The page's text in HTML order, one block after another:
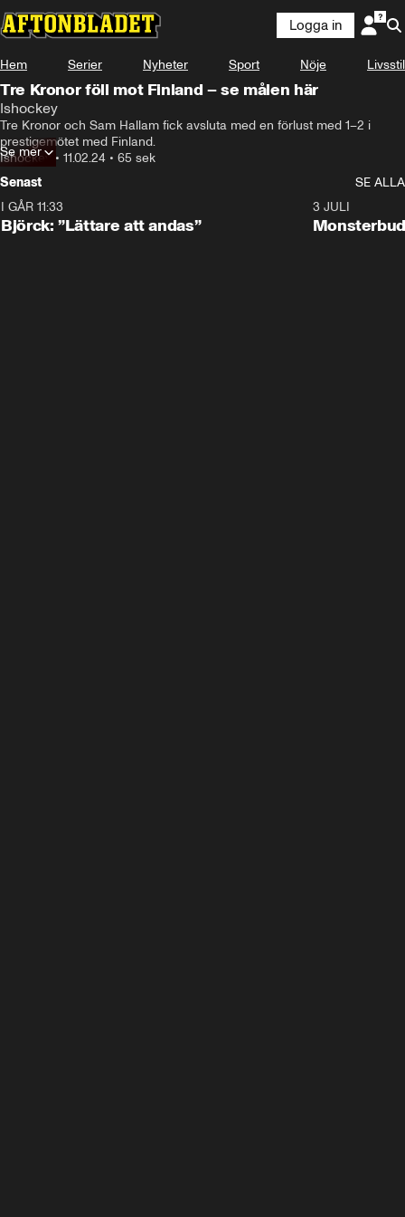
Logga in
Hem Serier Nyheter Sport Nöje Livsstil
Tre Kronor föll mot Finland – se målen här
Ishockey
Tre Kronor och Sam Hallam fick avsluta med en förlust med 1–2 i
prestigemötet med Finland.
Ishockey• 11.02.24 • 65 sek
Se mer
Senast
SE ALLA
I GÅR 11:33
Björck: ”Lättare att andas”
3 JULI